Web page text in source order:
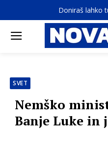
Doniraš lahko
SVET
Nemško
Banje Luke